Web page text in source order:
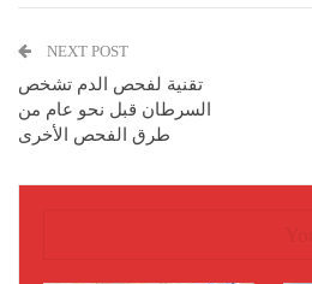
NEXT POST
تقنية لفحص الدم تشخص
السرطان قبل نحو عام من
طرق الفحص الأخرى